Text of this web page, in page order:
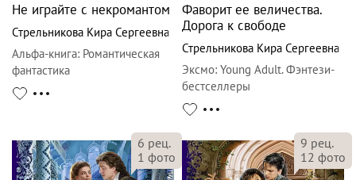
Не играйте с некромантом
Стрельникова Кира Сергеевна
Альфа-книга: Романтическая
фантастика
Фаворит ее величества.
Дорога к свободе
Стрельникова Кира Сергеевна
Эксмо: Young Adult. Фэнтези-
бестселлеры
6 рец.
1 фото
9 рец.
12 фото